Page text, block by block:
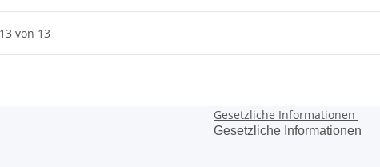
von 13
Gesetzliche Informationen
Gesetzliche Informationen